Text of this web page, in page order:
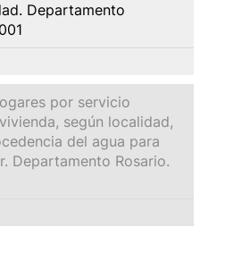
Departamento
por servicio
según localidad,
del agua para
Departamento Rosario.